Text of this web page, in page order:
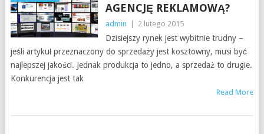
AGENCJĘ REKLAMOWĄ?
admin 2 lutego 2015
Dzisiejszy rynek jest wybitnie trudny –
jeśli artykuł przeznaczony do sprzedaży jest kosztowny, musi być
najlepszej jakości. Jednak produkcja to jedno, a sprzedaż to drugie.
Konkurencja jest tak
Read More